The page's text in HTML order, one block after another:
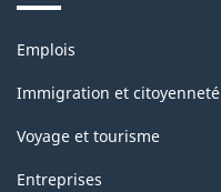
classification
Thèmes
sujets
Emplois
Immigration et citoyenneté
Voyage et tourisme
Entreprises